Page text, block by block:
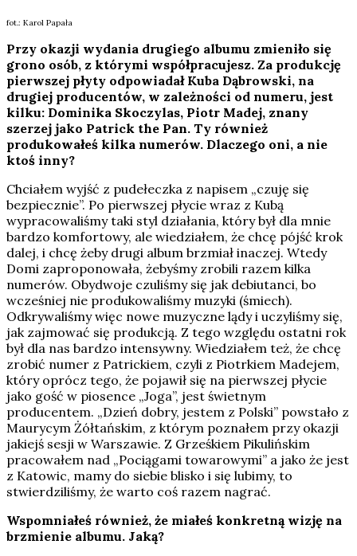
fot.: Karol Papała
Przy okazji wydania drugiego albumu zmieniło się
grono osób, z którymi współpracujesz. Za produkcję
pierwszej płyty odpowiadał Kuba Dąbrowski, na
drugiej producentów, w zależności od numeru, jest
kilku: Dominika Skoczylas, Piotr Madej, znany
szerzej jako Patrick the Pan. Ty również
produkowałeś kilka numerów. Dlaczego oni, a nie
ktoś inny?
Chciałem wyjść z pudełeczka z napisem „czuję się
bezpiecznie”. Po pierwszej płycie wraz z Kubą
wypracowaliśmy taki styl działania, który był dla mnie
bardzo komfortowy, ale wiedziałem, że chcę pójść krok
dalej, i chcę żeby drugi album brzmiał inaczej. Wtedy
Domi zaproponowała, żebyśmy zrobili razem kilka
numerów. Obydwoje czuliśmy się jak debiutanci, bo
wcześniej nie produkowaliśmy muzyki (śmiech).
Odkrywaliśmy więc nowe muzyczne lądy i uczyliśmy się,
jak zajmować się produkcją. Z tego względu ostatni rok
był dla nas bardzo intensywny. Wiedziałem też, że chcę
zrobić numer z Patrickiem, czyli z Piotrkiem Madejem,
który oprócz tego, że pojawił się na pierwszej płycie
jako gość w piosence „Joga”, jest świetnym
producentem. „Dzień dobry, jestem z Polski” powstało z
Maurycym Żółtańskim, z którym poznałem przy okazji
jakiejś sesji w Warszawie. Z Grześkiem Pikulińskim
pracowałem nad „Pociągami towarowymi” a jako że jest
z Katowic, mamy do siebie blisko i się lubimy, to
stwierdziliśmy, że warto coś razem nagrać.
Wspomniałeś również, że miałeś konkretną wizję na
brzmienie albumu. Jaką?